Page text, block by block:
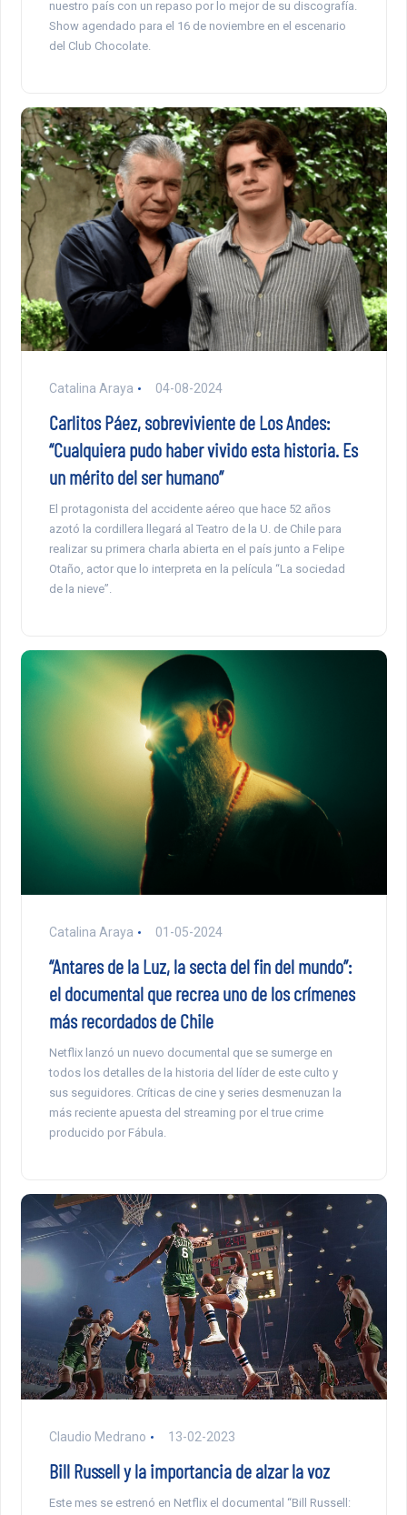
nuestro país con un repaso por lo mejor de su discografía.
Show agendado para el 16 de noviembre en el escenario
del Club Chocolate.
Catalina Araya 04-08-2024
Carlitos Páez, sobreviviente de Los Andes:
“Cualquiera pudo haber vivido esta historia. Es
un mérito del ser humano”
El protagonista del accidente aéreo que hace 52 años
azotó la cordillera llegará al Teatro de la U. de Chile para
realizar su primera charla abierta en el país junto a Felipe
Otaño, actor que lo interpreta en la película “La sociedad
de la nieve”.
Catalina Araya 01-05-2024
“Antares de la Luz, la secta del fin del mundo”:
el documental que recrea uno de los crímenes
más recordados de Chile
Netflix lanzó un nuevo documental que se sumerge en
todos los detalles de la historia del líder de este culto y
sus seguidores. Críticas de cine y series desmenuzan la
más reciente apuesta del streaming por el true crime
producido por Fábula.
Claudio Medrano 13-02-2023
Bill Russell y la importancia de alzar la voz
Este mes se estrenó en Netflix el documental “Bill Russell: